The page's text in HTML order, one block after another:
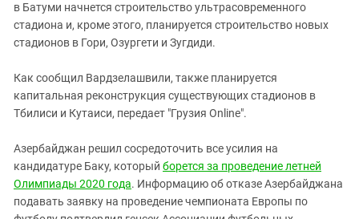
в Батуми начнется строительство ультрасовременного
стадиона и, кроме этого, планируется строительство новых
стадионов в Гори, Озургети и Зугдиди.
Как сообщил Вардзелашвили, также планируется
капитальная реконструкция существующих стадионов в
Тбилиси и Кутаиси, передает "Грузия Online".
Азербайджан решил сосредоточить все усилия на
кандидатуре Баку, который борется за проведение летней
Олимпиады 2020 года. Информацию об отказе Азербайджана
подавать заявку на проведение чемпионата Европы по